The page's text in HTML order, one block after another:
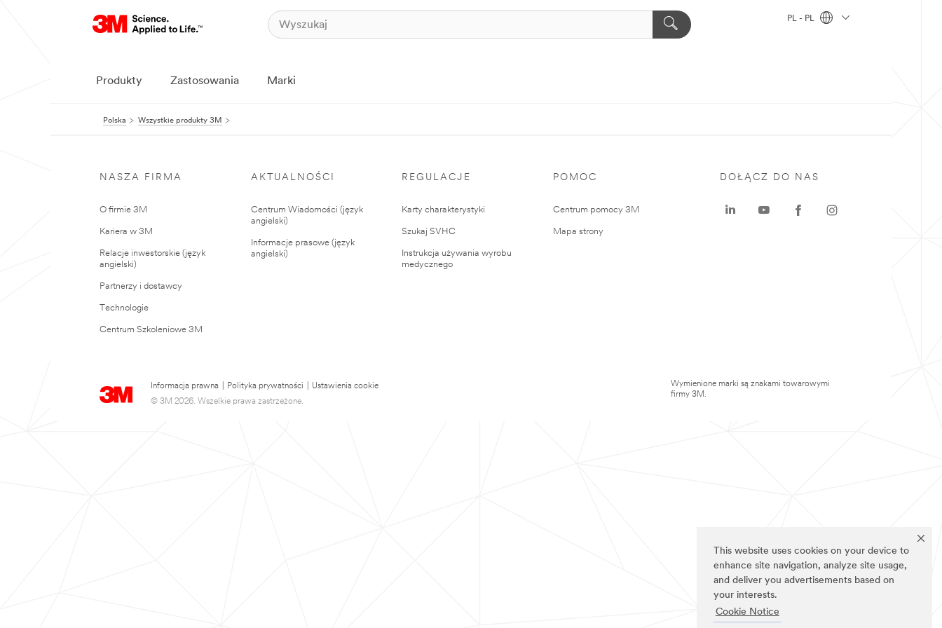
This website uses cookies on your device to
enhance site navigation, analyze site usage,
and deliver you advertisements based on
your interests.
Cookie Notice
PL - PL
Produkty Zastosowania Marki
Polska Wszystkie produkty 3M
NASZA FIRMA
O firmie 3M
Kariera w 3M
Relacje inwestorskie (język
angielski)
Partnerzy i dostawcy
Technologie
Centrum Szkoleniowe 3M
AKTUALNOŚCI
Centrum Wiadomości (język
angielski)
Informacje prasowe (język
angielski)
REGULACJE
Karty charakterystyki
Szukaj SVHC
Instrukcja używania wyrobu
medycznego
POMOC
Centrum pomocy 3M
Mapa strony
Informacja prawna Polityka prywatności
Ustawienia cookie
© 3M 2026. Wszelkie prawa zastrzeżone.
DOŁĄCZ DO NAS
Wymienione marki są znakami towarowymi
firmy 3M.